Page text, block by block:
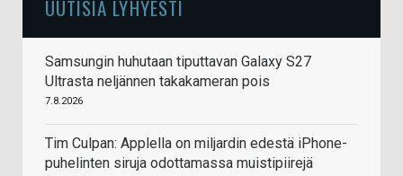
UUTISIA LYHYESTI
Samsungin huhutaan tiputtavan Galaxy S27
Ultrasta neljännen takakameran pois
7.8.2026
Tim Culpan: Applella on miljardin edestä iPhone-
puhelinten siruja odottamassa muistipiirejä